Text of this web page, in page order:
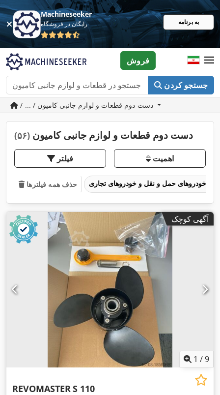
Machineseeker
رایگان در فروشگاه به برنامه
جستجو کردن
فروش
دست دوم قطعات و لوازم جانبی کامیون (۵۶)
فیلتر اهمیت
حذف همه فیلترها
آگهی کوچک
1 /9
REVOMASTERS 110